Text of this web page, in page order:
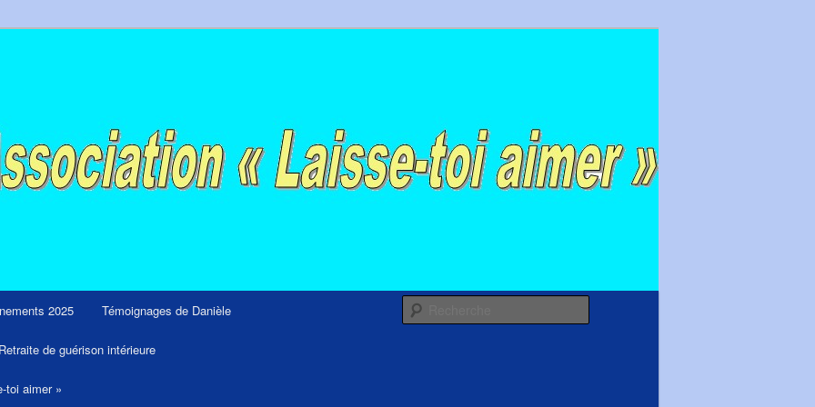
2025 Témoignages de Danièle
Retraite de guérison intérieure
toi aimer »